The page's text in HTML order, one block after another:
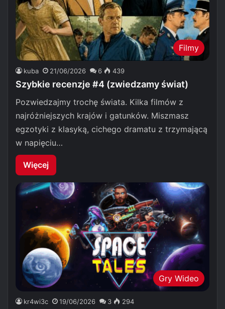
Filmy
kuba 21/06/2026 6 439
Szybkie recenzje #4 (zwiedzamy świat)
Pozwiedzajmy trochę świata. Kilka filmów z
najróżniejszych krajów i gatunków. Miszmasz
egzotyki z klasyką, cichego dramatu z trzymającą
w napięciu…
Więcej
Gry Wideo
kr4wi3c 19/06/2026 3 294